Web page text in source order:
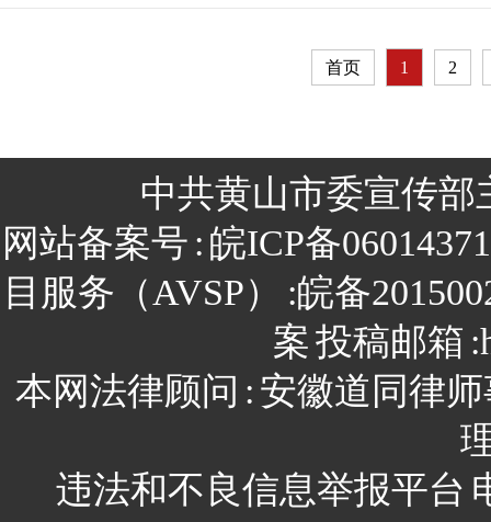
首页 1 2
中共黄山市委宣传部
网站备案号 : 皖ICP备
目服务（AVSP）
:皖备
案投稿邮箱
本网法律顾问 : 安徽道同律
违法和不良信息举报平台